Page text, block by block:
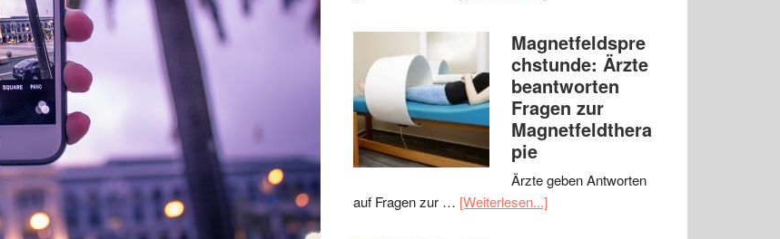
Magnetfeldspre
chstunde: Ärzte
beantworten
Fragen zur
Magnetfeldthera
pie
Ärzte geben Antworten
auf Fragen zur … [Weiterlesen...]